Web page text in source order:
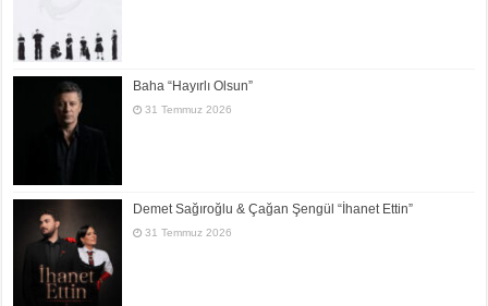
Baha “Hayırlı Olsun”
31 Temmuz 2026
Demet Sağıroğlu & Çağan Şengül “İhanet Ettin”
31 Temmuz 2026